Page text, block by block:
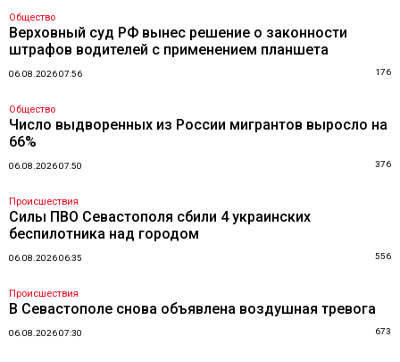
Общество
Верховный суд РФ вынес решение о законности
штрафов водителей с применением планшета
06.08.2026 07:56 176
Общество
Число выдворенных из России мигрантов выросло на
66%
06.08.2026 07:50 376
Происшествия
Силы ПВО Севастополя сбили 4 украинских
беспилотника над городом
06.08.2026 06:35 556
Происшествия
В Севастополе снова объявлена воздушная тревога
06.08.2026 07:30 673